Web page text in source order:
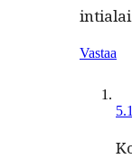
Vastaa